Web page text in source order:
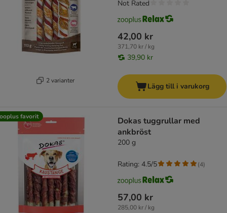
2 varianter
42,00 kr
371,70 kr / kg
39,90 kr
Not Rated
Lägg till i varukorg
favorit
Dokas tuggrullar med
ankbröst
200 g
57,00 kr
285,00 kr / kg
Rating: 4.5/5 (4)